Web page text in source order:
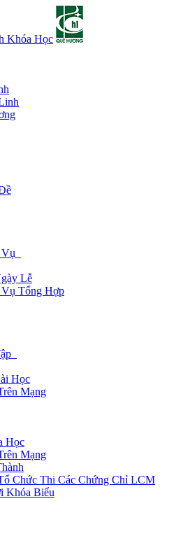
Khóa Học
Vụ
Lễ
Tổng Hợp
Học
Mạng
Học
Mạng
Chức Thi Các Chứng Chỉ LCM
Khóa Biểu